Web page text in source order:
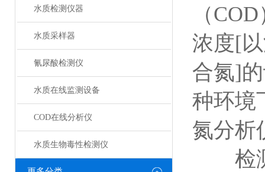
水质检测仪器
水质采样器
氰尿酸检测仪
水质在线监测设备
COD在线分析仪
水质生物毒性检测仪
（
浓度[
合氮]
种环境
氮分析
检测